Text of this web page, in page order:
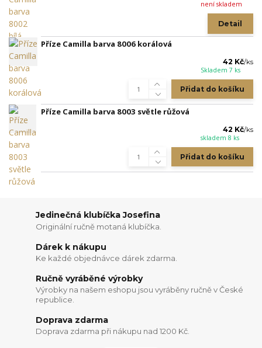
není skladem
Detail
Příze Camilla barva 8006 korálová
42 Kč/ks
Skladem 7 ks
Přidat do košíku
Příze Camilla barva 8003 světle růžová
42 Kč/ks
skladem 8 ks
Přidat do košíku
Jedinečná klubíčka Josefina
Originální ručně motaná klubíčka.
Dárek k nákupu
Ke každé objednávce dárek zdarma.
Ručně vyráběné výrobky
Výrobky na našem eshopu jsou vyráběny ručně v České
republice.
Doprava zdarma
Doprava zdarma při nákupu nad 1200 Kč.